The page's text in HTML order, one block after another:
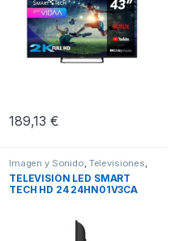
189,13€
Imagen y Sonido, Televisiones,
TV de 24 a 28 pulgadas
TELEVISIÓN LED SMART
TECH HD 24 24HN01V3CA